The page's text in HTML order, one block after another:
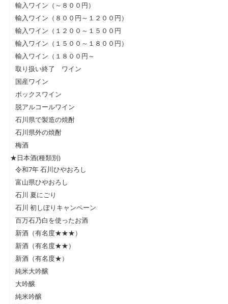
輸入ワイン（～８００円）
輸入ワイン（８００円～１２００円）
輸入ワイン（１２００～１５００円
輸入ワイン（１５００～１８００円）
輸入ワイン（１８００円～
取り扱い終了 ワイン
国産ワイン
ボックスワイン
脱アルコールワイン
石川県で製造の焼酎
石川県外の焼酎
梅酒
★日本酒(種類別)
令和7年 石川ひやおろし
富山県ひやおろし
石川 夏にごり
石川 初しぼりキャンペーン
百万石乃白を使ったお酒
新酒（有名度★★★）
新酒（有名度★★）
新酒（有名度★）
純米大吟醸
大吟醸
純米吟醸